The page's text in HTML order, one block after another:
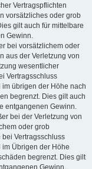
Vertragspflichten
vorsätzliches oder grob
gilt auch für mittelbare
Gewinn.
bei vorsätzlichem oder
aus der Verletzung von
wesentlicher
Vertragsschluss
übrigen der Höhe nach
begrenzt. Dies gilt auch
entgangenen Gewinn.
bei der Verletzung von
oder grob
Vertragsschluss
Übrigen der Höhe
begrenzt. Dies gilt
Gewinn.